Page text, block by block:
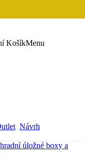
KošíkMenu
Návrh
úložné boxy a